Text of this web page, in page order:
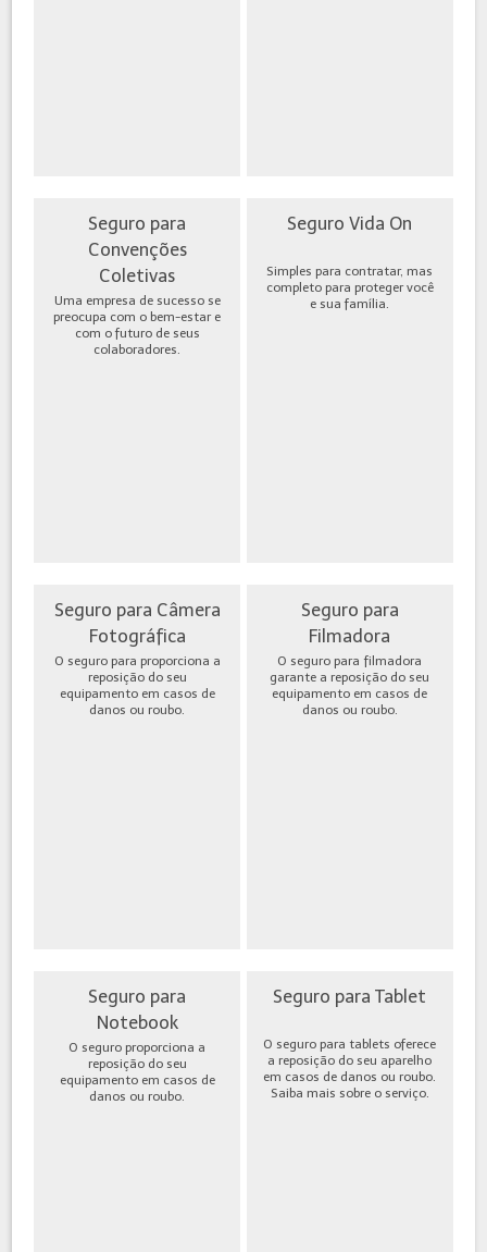
Seguro para
Convenções
Coletivas
Uma empresa de sucesso se
preocupa com o bem-estar e
com o futuro de seus
colaboradores.
Seguro Vida On
Simples para contratar, mas
completo para proteger você
e sua família.
Seguro para Câmera
Fotográfica
O seguro para proporciona a
reposição do seu
equipamento em casos de
danos ou roubo.
Seguro para
Filmadora
O seguro para filmadora
garante a reposição do seu
equipamento em casos de
danos ou roubo.
Seguro para
Notebook
O seguro proporciona a
reposição do seu
equipamento em casos de
danos ou roubo.
Seguro para Tablet
O seguro para tablets oferece
a reposição do seu aparelho
em casos de danos ou roubo.
Saiba mais sobre o serviço.